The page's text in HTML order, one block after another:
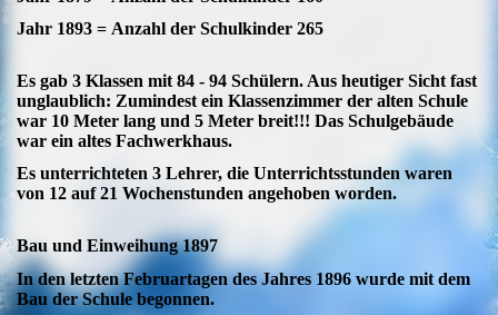
Jahr 1893 = Anzahl der Schulkinder 265
Es gab 3 Klassen mit 84 - 94 Schülern. Aus heutiger Sicht fast
unglaublich: Zumindest ein Klassenzimmer der alten Schule
war 10 Meter lang und 5 Meter breit!!! Das Schulgebäude
war ein altes Fachwerkhaus.
Es unterrichteten 3 Lehrer, die Unterrichtsstunden waren
von 12 auf 21 Wochenstunden angehoben worden.
Bau und Einweihung 1897
In den letzten Februartagen des Jahres 1896 wurde mit dem
Bau der Schule begonnen.